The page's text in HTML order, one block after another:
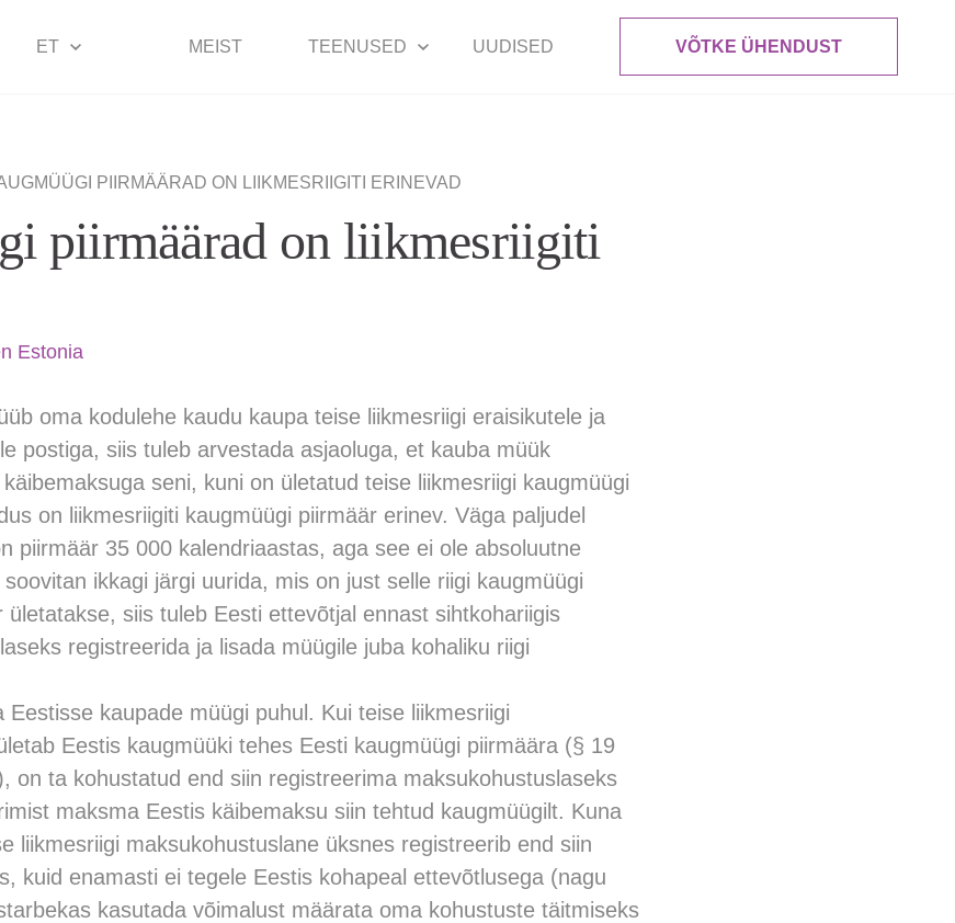
ET MEIST TEENUSED UUDISED VÕTKE ÜHENDUST
PIIRMÄÄRAD ON LIIKMESRIIGITI ERINEVAD
piirmäärad on liikmesriigiti
Estonia
oma kodulehe kaudu kaupa teise liikmesriigi eraisikutele ja
postiga, siis tuleb arvestada asjaoluga, et kauba müük
seni, kuni on ületatud teise liikmesriigi kaugmüügi
on liikmesriigiti kaugmüügi piirmäär erinev. Väga paljudel
piirmäär 35 000 kalendriaastas, aga see ei ole absoluutne
ikkagi järgi uurida, mis on just selle riigi kaugmüügi
ületatakse, siis tuleb Eesti ettevõtjal ennast sihtkohariigis
registreerida ja lisada müügile juba kohaliku riigi
Eestisse kaupade müügi puhul. Kui teise liikmesriigi
Eestis kaugmüüki tehes Eesti kaugmüügi piirmäära (§ 19
on ta kohustatud end siin registreerima maksukohustuslaseks
maksma Eestis käibemaksu siin tehtud kaugmüügilt. Kuna
liikmesriigi maksukohustuslane üksnes registreerib end siin
kuid enamasti ei tegele Eestis kohapeal ettevõtlusega (nagu
kasutada võimalust määrata oma kohustuste täitmiseks